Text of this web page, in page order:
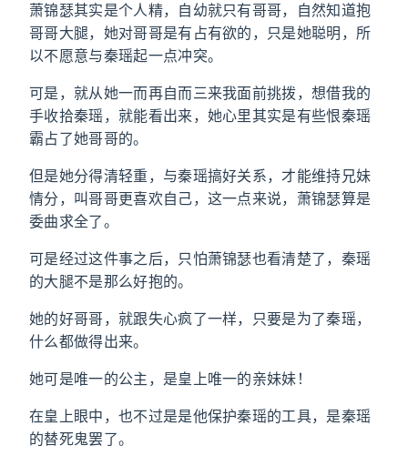
萧锦瑟其实是个人精，自幼就只有哥哥，自然知道抱
哥哥大腿，她对哥哥是有占有欲的，只是她聪明，所
以不愿意与秦瑶起一点冲突。
可是，就从她一而再自而三来我面前挑拨，想借我的
手收拾秦瑶，就能看出来，她心里其实是有些恨秦瑶
霸占了她哥哥的。
但是她分得清轻重，与秦瑶搞好关系，才能维持兄妹
情分，叫哥哥更喜欢自己，这一点来说，萧锦瑟算是
委曲求全了。
可是经过这件事之后，只怕萧锦瑟也看清楚了，秦瑶
的大腿不是那么好抱的。
她的好哥哥，就跟失心疯了一样，只要是为了秦瑶，
什么都做得出来。
她可是唯一的公主，是皇上唯一的亲妹妹！
在皇上眼中，也不过是是他保护秦瑶的工具，是秦瑶
的替死鬼罢了。